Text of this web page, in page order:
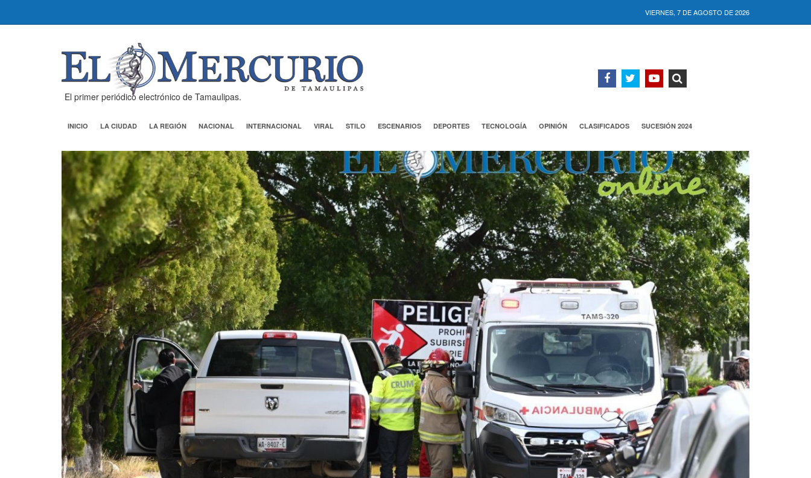
VIERNES, 7 DE AGOSTO DE 2026
El primer periódico electrónico de Tamaulipas.
INICIO LA CIUDAD LA REGIÓN NACIONAL INTERNACIONAL VIRAL STILO ESCENARIOS DEPORTES TECNOLOGÍA OPINIÓN CLASIFICADOS SUCESIÓN 2024